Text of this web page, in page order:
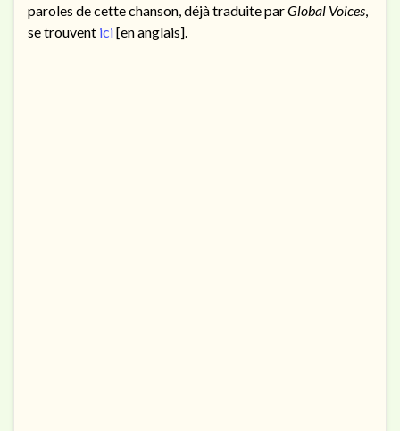
paroles de cette chanson, déjà traduite parGlobal Voices,
se trouvent ici[en anglais].